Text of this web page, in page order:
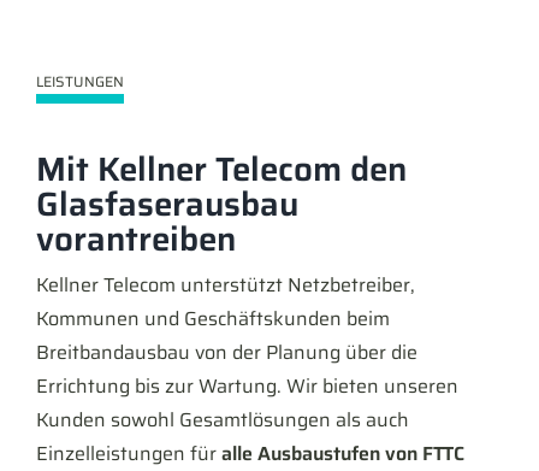
LEISTUNGEN
Mit Kellner Telecom den
Glasfaserausbau
vorantreiben
Kellner Telecom unterstützt Netzbetreiber,
Kommunen und Geschäftskunden beim
Breitbandausbau von der Planung über die
Errichtung bis zur Wartung. Wir bieten unseren
Kunden sowohl Gesamtlösungen als auch
Einzelleistungen füralle Ausbaustufen von FTTC